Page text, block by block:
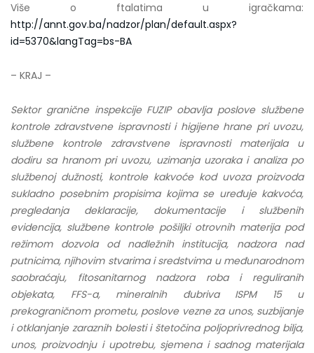
Više o ftalatima u igračkama:
http://annt.gov.ba/nadzor/plan/default.aspx?
id=5370&langTag=bs-BA
– KRAJ –
Sektor granične inspekcije FUZIP obavlja poslove službene
kontrole zdravstvene ispravnosti i higijene hrane pri uvozu,
službene kontrole zdravstvene ispravnosti materijala u
dodiru sa hranom pri uvozu, uzimanja uzoraka i analiza po
službenoj dužnosti, kontrole kakvoće kod uvoza proizvoda
sukladno posebnim propisima kojima se uređuje kakvoća,
pregledanja deklaracije, dokumentacije i službenih
evidencija, službene kontrole pošiljki otrovnih materija pod
režimom dozvola od nadležnih institucija, nadzora nad
putnicima, njihovim stvarima i sredstvima u međunarodnom
saobraćaju, fitosanitarnog nadzora roba i reguliranih
objekata, FFS-a, mineralnih đubriva ISPM 15 u
prekograničnom prometu, poslove vezne za unos, suzbijanje
i otklanjanje zaraznih bolesti i štetočina poljoprivrednog bilja,
unos, proizvodnju i upotrebu, sjemena i sadnog materijala